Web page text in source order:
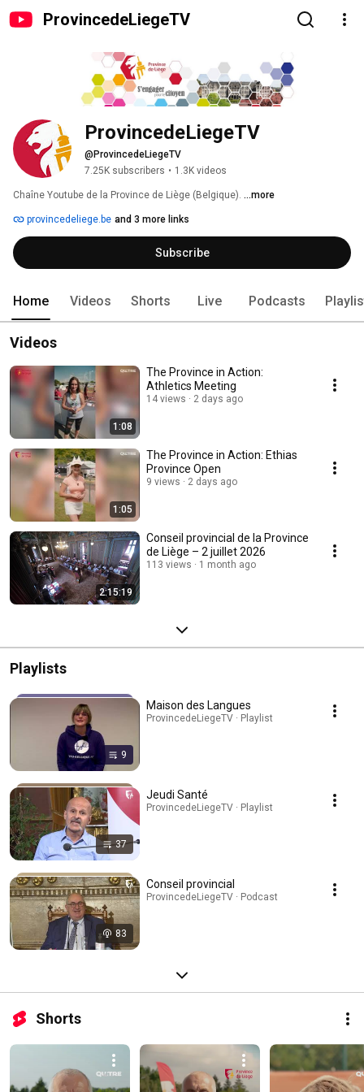
ProvincedeLiegeTV
ProvincedeLiegeTV
@ProvincedeLiegeTV
7.25K subscribers • 1.3K videos
Chaîne Youtube de la Province de Liège (Belgique). ...more
provincedeliege.be and 3 more links
Subscribe
Home Videos Shorts Live Podcasts
Videos
1:08
The Province in Action:
Athletics Meeting
14 views 2 days ago
1:05
The Province in Action: Ethias
Province Open
9 views 2 days ago
2:15:19
Conseil provincial de la Province
de Liège – 2 juillet 2026
113 views 1 month ago
Playlists
9
Maison des Langues
ProvincedeLiegeTV · Playlist
37
Jeudi Santé
ProvincedeLiegeTV · Playlist
83
Conseil provincial
ProvincedeLiegeTV · Podcast
Shorts